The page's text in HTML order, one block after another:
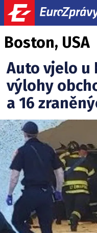
Boston, USA
Auto vjelo u
výlohy
a 16